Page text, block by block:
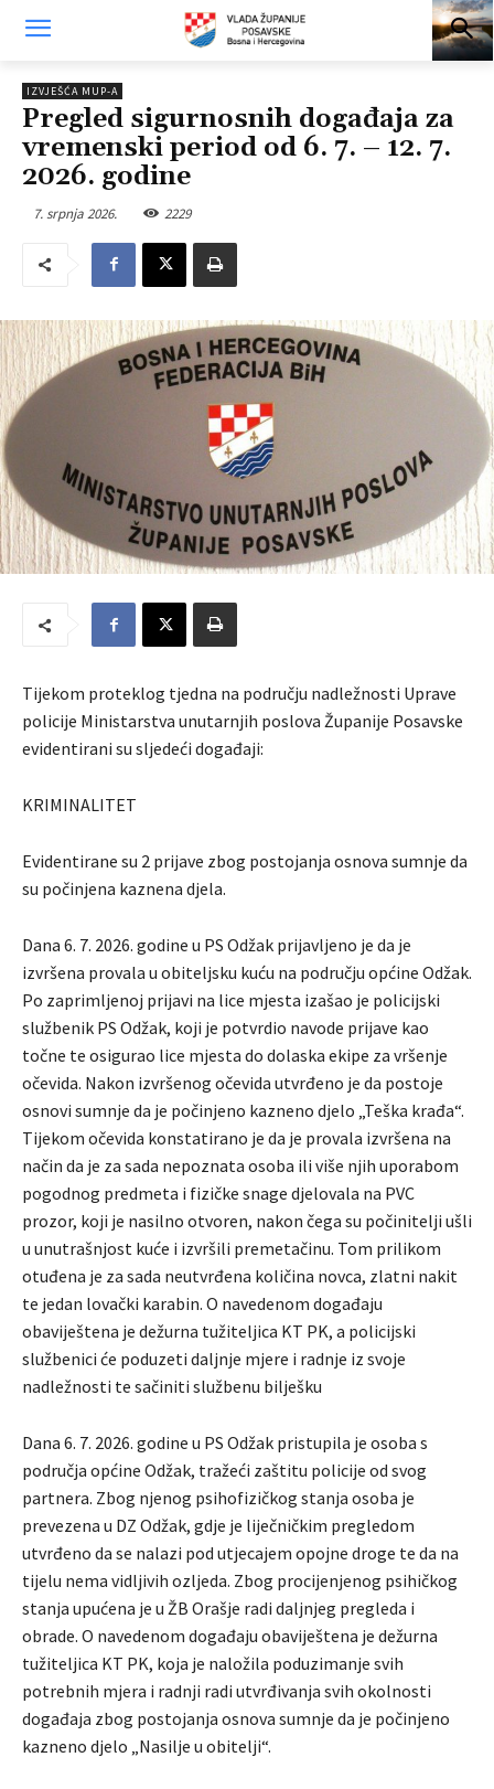
IZVJEŠĆA MUP-A
Pregled sigurnosnih događaja za
vremenski period od 6. 7. – 12. 7.
2026. godine
7. srpnja 2026. 2229
Tijekom proteklog tjedna na području nadležnosti Uprave
policije Ministarstva unutarnjih poslova Županije Posavske
evidentirani su sljedeći događaji:
KRIMINALITET
Evidentirane su 2 prijave zbog postojanja osnova sumnje da
su počinjena kaznena djela.
Dana 6. 7. 2026. godine u PS Odžak prijavljeno je da je
izvršena provala u obiteljsku kuću na području općine Odžak.
Po zaprimljenoj prijavi na lice mjesta izašao je policijski
službenik PS Odžak, koji je potvrdio navode prijave kao
točne te osigurao lice mjesta do dolaska ekipe za vršenje
očevida. Nakon izvršenog očevida utvrđeno je da postoje
osnovi sumnje da je počinjeno kazneno djelo „Teška krađa“.
Tijekom očevida konstatirano je da je provala izvršena na
način da je za sada nepoznata osoba ili više njih uporabom
pogodnog predmeta i fizičke snage djelovala na PVC
prozor, koji je nasilno otvoren, nakon čega su počinitelji ušli
u unutrašnjost kuće i izvršili premetačinu. Tom prilikom
otuđena je za sada neutvrđena količina novca, zlatni nakit
te jedan lovački karabin. O navedenom događaju
obaviještena je dežurna tužiteljica KT PK, a policijski
službenici će poduzeti daljnje mjere i radnje iz svoje
nadležnosti te sačiniti službenu bilješku
Dana 6. 7. 2026. godine u PS Odžak pristupila je osoba s
područja općine Odžak, tražeći zaštitu policije od svog
partnera. Zbog njenog psihofizičkog stanja osoba je
prevezena u DZ Odžak, gdje je liječničkim pregledom
utvrđeno da se nalazi pod utjecajem opojne droge te da na
tijelu nema vidljivih ozljeda. Zbog procijenjenog psihičkog
stanja upućena je u ŽB Orašje radi daljnjeg pregleda i
obrade. O navedenom događaju obaviještena je dežurna
tužiteljica KT PK, koja je naložila poduzimanje svih
potrebnih mjera i radnji radi utvrđivanja svih okolnosti
događaja zbog postojanja osnova sumnje da je počinjeno
kazneno djelo „Nasilje u obitelji“.